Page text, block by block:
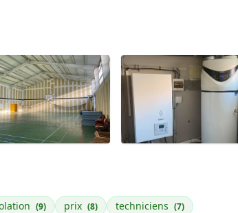
(9) prix (8) techniciens (7)